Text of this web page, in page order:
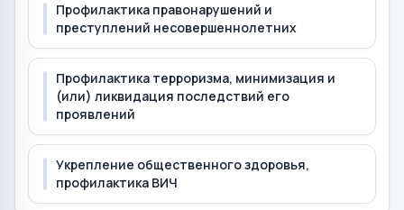
Профилактика правонарушений и
преступлений несовершеннолетних
Профилактика терроризма, минимизация и
(или) ликвидация последствий его
проявлений
Укрепление общественного здоровья,
профилактика ВИЧ